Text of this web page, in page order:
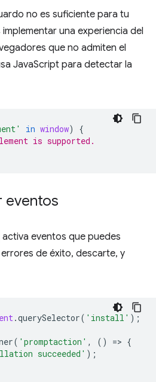
no es suficiente para tu
una experiencia del
que no admiten el
JavaScript para detectar la
in window)
{
is supported.
eventos
activa eventos que puedes
de éxito, descarte, y
.querySelector( 'install' );
( 'promptaction' , () => {
succeeded' );